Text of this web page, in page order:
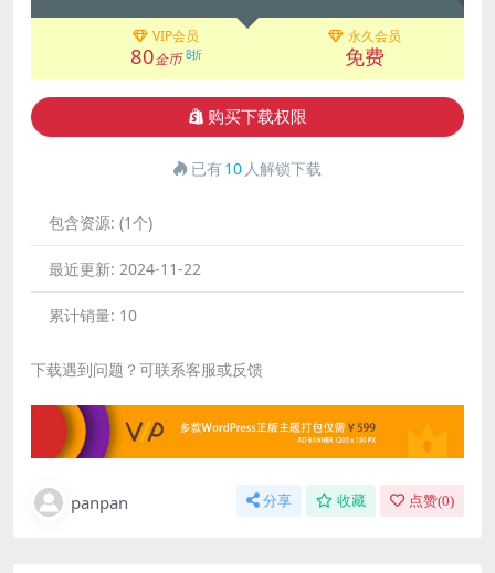
VIP会员
80金币 8折
永久会员
免费
购买下载权限
已有10 人解锁下载
包含资源: (1个)
最近更新: 2024-11-22
累计销量: 10
下载遇到问题？可联系客服或反馈
panpan 分享 收藏 点赞(0)